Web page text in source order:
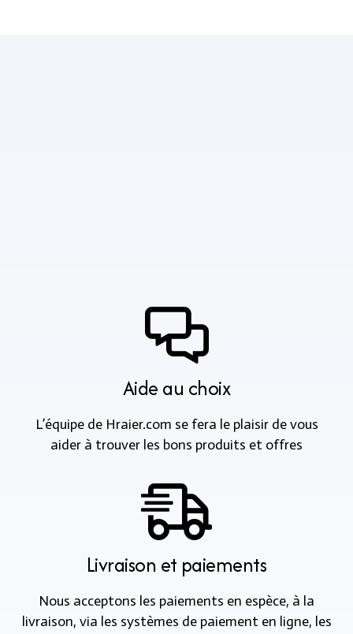
Aide au choix
L’équipe de Hraier.com se fera le plaisir de vous
aider à trouver les bons produits et offres
Livraison et paiements
Nous acceptons les paiements en espèce, à la
livraison, via les systèmes de paiement en ligne, les